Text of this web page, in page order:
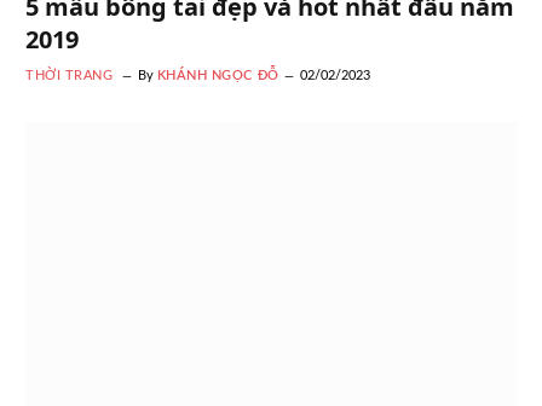
2019
THỜI TRANG By KHÁNH NGỌC ĐỖ 02/02/2023